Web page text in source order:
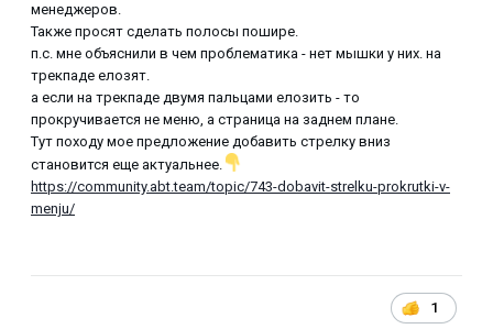
менеджеров.
Также просят сделать полосы пошире.
п.с. мне объяснили в чем проблематика - нет мышки у них. на
трекпаде елозят.
а если на трекпаде двумя пальцами елозить - то
прокручивается не меню, а страница на заднем плане.
Тут походу мое предложение добавить стрелку вниз
становится еще актуальнее.
https://community.abt.team/topic/743-dobavit-strelku-prokrutki-v-
menju/
1